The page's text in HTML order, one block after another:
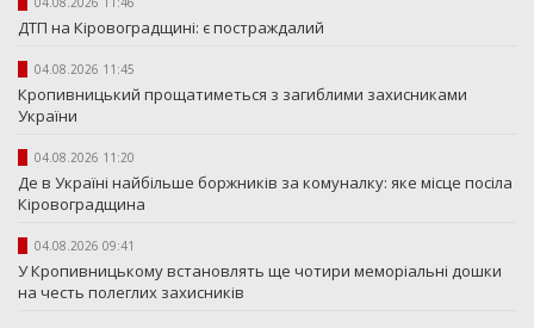
ДТП на Кіровоградщині: є постраждалий
04.08.2026 11:45
Кропивницький прощатиметься з загиблими захисниками
України
04.08.2026 11:20
Де в Україні найбільше боржників за комуналку: яке місце посіла
Кіровоградщина
04.08.2026 09:41
У Кропивницькому встановлять ще чотири меморіальні дошки
на честь полеглих захисників